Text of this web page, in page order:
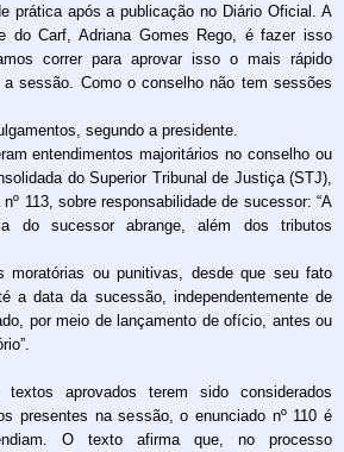
prática após a publicação no Diário Oficial. A
do Carf, Adriana Gomes Rego, é fazer isso
correr para aprovar isso o mais rápido
sessão. Como o conselho não tem sessões
segundo a presidente.
entendimentos majoritários no conselho ou
do Superior Tribunal de Justiça (STJ),
113, sobre responsabilidade de sucessor: “A
do sucessor abrange, além dos tributos
moratórias ou punitivas, desde que seu fato
a data da sucessão, independentemente de
por meio de lançamento de ofício, antes ou
aprovados terem sido considerados
presentes na sessão, o enunciado nº 110 é
O texto afirma que, no processo